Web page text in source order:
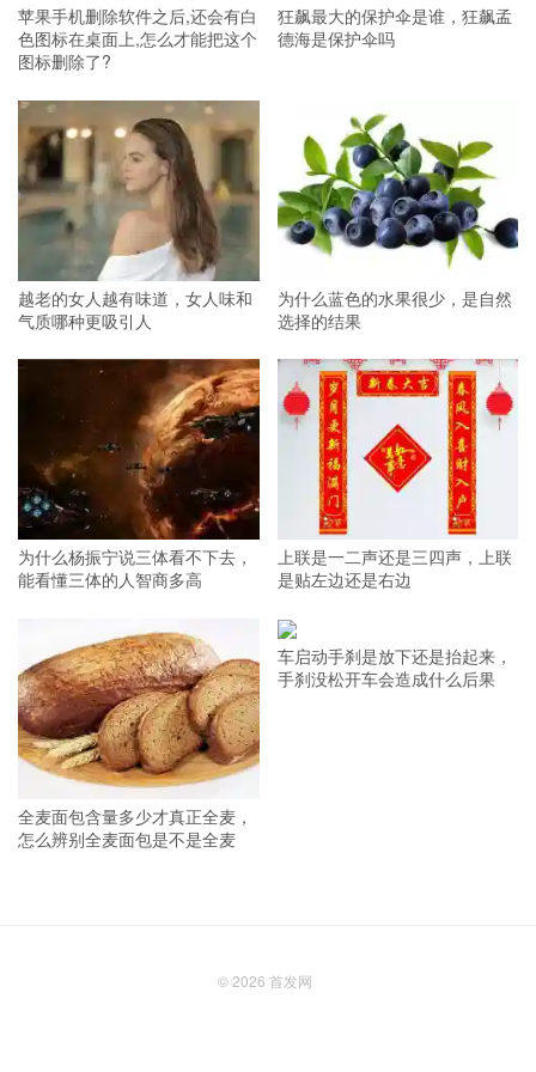
苹果手机删除软件之后,还会有白
色图标在桌面上,怎么才能把这个
图标删除了?
狂飙最大的保护伞是谁，狂飙孟
德海是保护伞吗
越老的女人越有味道，女人味和
气质哪种更吸引人
为什么蓝色的水果很少，是自然
选择的结果
为什么杨振宁说三体看不下去，
能看懂三体的人智商多高
上联是一二声还是三四声，上联
是贴左边还是右边
全麦面包含量多少才真正全麦，
怎么辨别全麦面包是不是全麦
车启动手刹是放下还是抬起来，
手刹没松开车会造成什么后果
© 2026 首发网